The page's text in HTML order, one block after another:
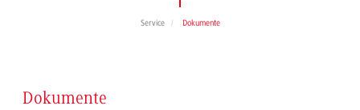
Service Dokumente
Dokumente